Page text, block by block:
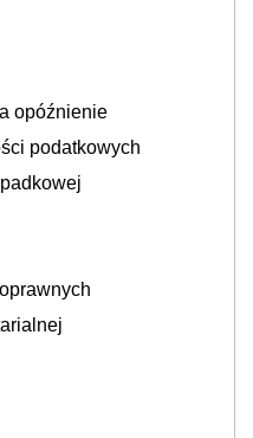
opóźnienie
podatkowych